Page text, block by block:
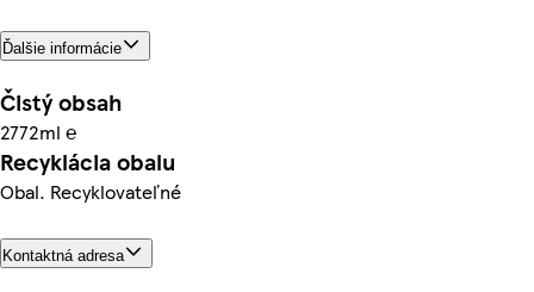
Ďalšie informácie
Čistý obsah
2772ml ℮
Recyklácia obalu
Obal. Recyklovateľné
Kontaktná adresa